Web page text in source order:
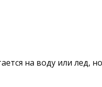
на воду или лед,